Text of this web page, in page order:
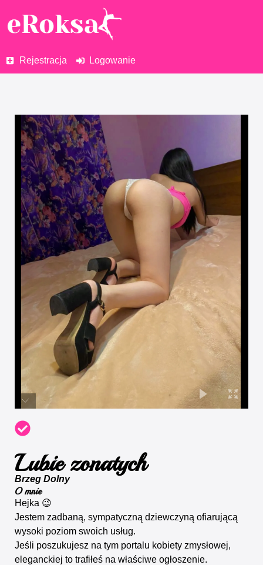
Rejestracja Logowanie
Lubie zonatych
Brzeg Dolny
O mnie
Hejka 😉
Jestem zadbaną, sympatyczną dziewczyną ofiarującą
wysoki poziom swoich usług.
Jeśli poszukujesz na tym portalu kobiety zmysłowej,
eleganckiej to trafiłeś na właściwe ogłoszenie.